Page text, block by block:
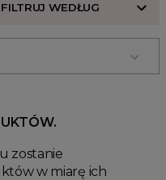
FILTRUJ WEDŁUG
zostanie
w miarę ich